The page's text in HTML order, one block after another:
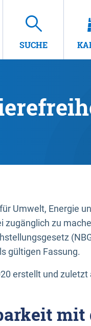
SUCHE
Umwelt, Energie
zugänglich zu
gültigen Fassung.
erstellt und